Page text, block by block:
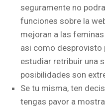
seguramente no
funciones sobre la
mejoran a las
asi­ como desprovisto
estudiar retribuir una
posibilidades son
Se tu misma, ten
tengas pavor a